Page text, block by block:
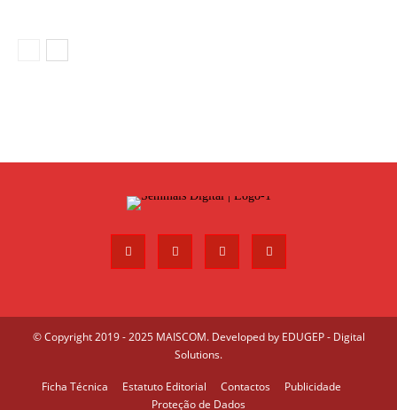
© Copyright 2019 - 2025 MAISCOM. Developed by EDUGEP - Digital
Solutions.
Ficha Técnica Estatuto Editorial Contactos
Publicidade
Proteção de Dados